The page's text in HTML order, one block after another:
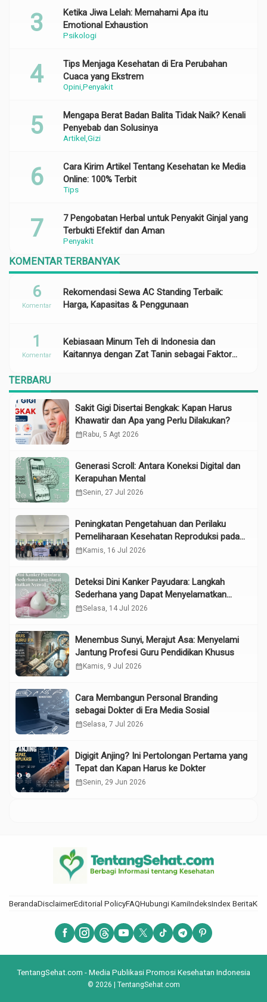
Psikologi
Ketika Jiwa Lelah: Memahami Apa itu
Emotional Exhaustion
OpiniPenyakit
Tips Menjaga Kesehatan di Era Perubahan
Cuaca yang Ekstrem
Artikel Gizi
Mengapa Berat Badan Balita Tidak Naik? Kenali
Penyebab dan Solusinya
Tips
Cara Kirim Artikel Tentang Kesehatan ke Media
Online: 100% Terbit
Penyakit
7 Pengobatan Herbal untuk Penyakit Ginjal yang
Terbukti Efektif dan Aman
KOMENTAR TERBANYAK
Rekomendasi Sewa AC Standing Terbaik:
Harga, Kapasitas & Penggunaan
6
Komentar
Kebiasaan Minum Teh di Indonesia dan
Kaitannya dengan Zat Tanin sebagai Faktor
1
Komentar
TERBARU
Sakit Gigi Disertai Bengkak: Kapan Harus
Khawatir dan Apa yang Perlu Dilakukan?
calendar_month Rabu, 5 Agt 2026
Generasi Scroll: Antara Koneksi Digital dan
Kerapuhan Mental
calendar_monthSenin, 27 Jul 2026
Peningkatan Pengetahuan dan Perilaku
Pemeliharaan Kesehatan Reproduksi pada
Lansia melalui Edukasi dan Konseling di
calendar_month Kamis, 16 Jul 2026
Deteksi Dini Kanker Payudara: Langkah
Sederhana yang Dapat Menyelamatkan
Nyawa
calendar_monthSelasa, 14 Jul 2026
Menembus Sunyi, Merajut Asa: Menyelami
Jantung Profesi Guru Pendidikan Khusus
calendar_month Kamis, 9 Jul 2026
Cara Membangun Personal Branding
sebagai Dokter di Era Media Sosial
calendar_monthSelasa, 7 Jul 2026
Digigit Anjing? Ini Pertolongan Pertama yang
Tepat dan Kapan Harus ke Dokter
calendar_monthSenin, 29 Jun 2026
BerandaDisclaimerEditorial PolicyFAQHubungi KamiIndeksIndex Berita
TentangSehat.com - Media Publikasi Promosi Kesehatan Indonesia
© 2026 | TentangSehat.com